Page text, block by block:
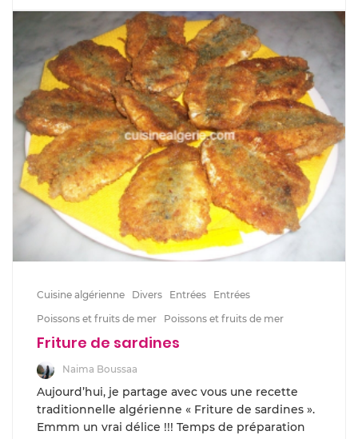
Cuisine algérienne Divers Entrées
Entrées
Poissons et fruits de mer
Poissons et fruits de mer
Friture de sardines
Naima Boussaa
Aujourd’hui, je partage avec vous une recette
traditionnelle algérienne « Friture de sardines ».
Emmm un vrai délice !!! Temps de préparation